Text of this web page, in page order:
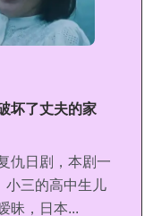
坏了丈夫的家
仇日剧，本剧一
小三的高中生儿
昧，日本...